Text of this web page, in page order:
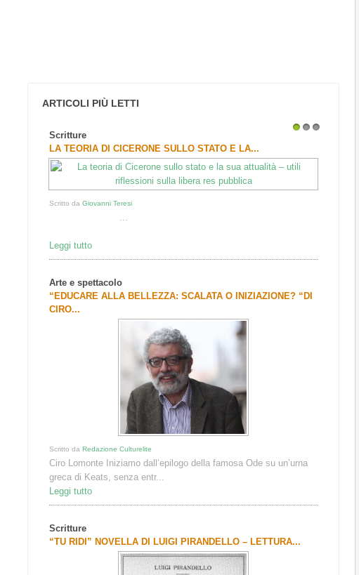
ARTICOLI PIÙ LETTI
Scritture
LA TEORIA DI CICERONE SULLO STATO E LA...
Scritto daGiovanni Teresi
...
Leggi tutto
Arte e spettacolo
“EDUCARE ALLA BELLEZZA: SCALATA O INIZIAZIONE? “DI
CIRO...
Scritto daRedazione Culturelite
Ciro Lomonte Iniziamo dall’epilogo della famosa Ode su un’urna
greca di Keats, senza entr...
Leggi tutto
Scritture
“TU RIDI” NOVELLA DI LUIGI PIRANDELLO – LETTURA...